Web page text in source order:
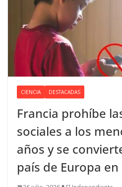
CIENCIA DESTACADAS
Francia prohíbe
sociales a los
años y se
país de Europa